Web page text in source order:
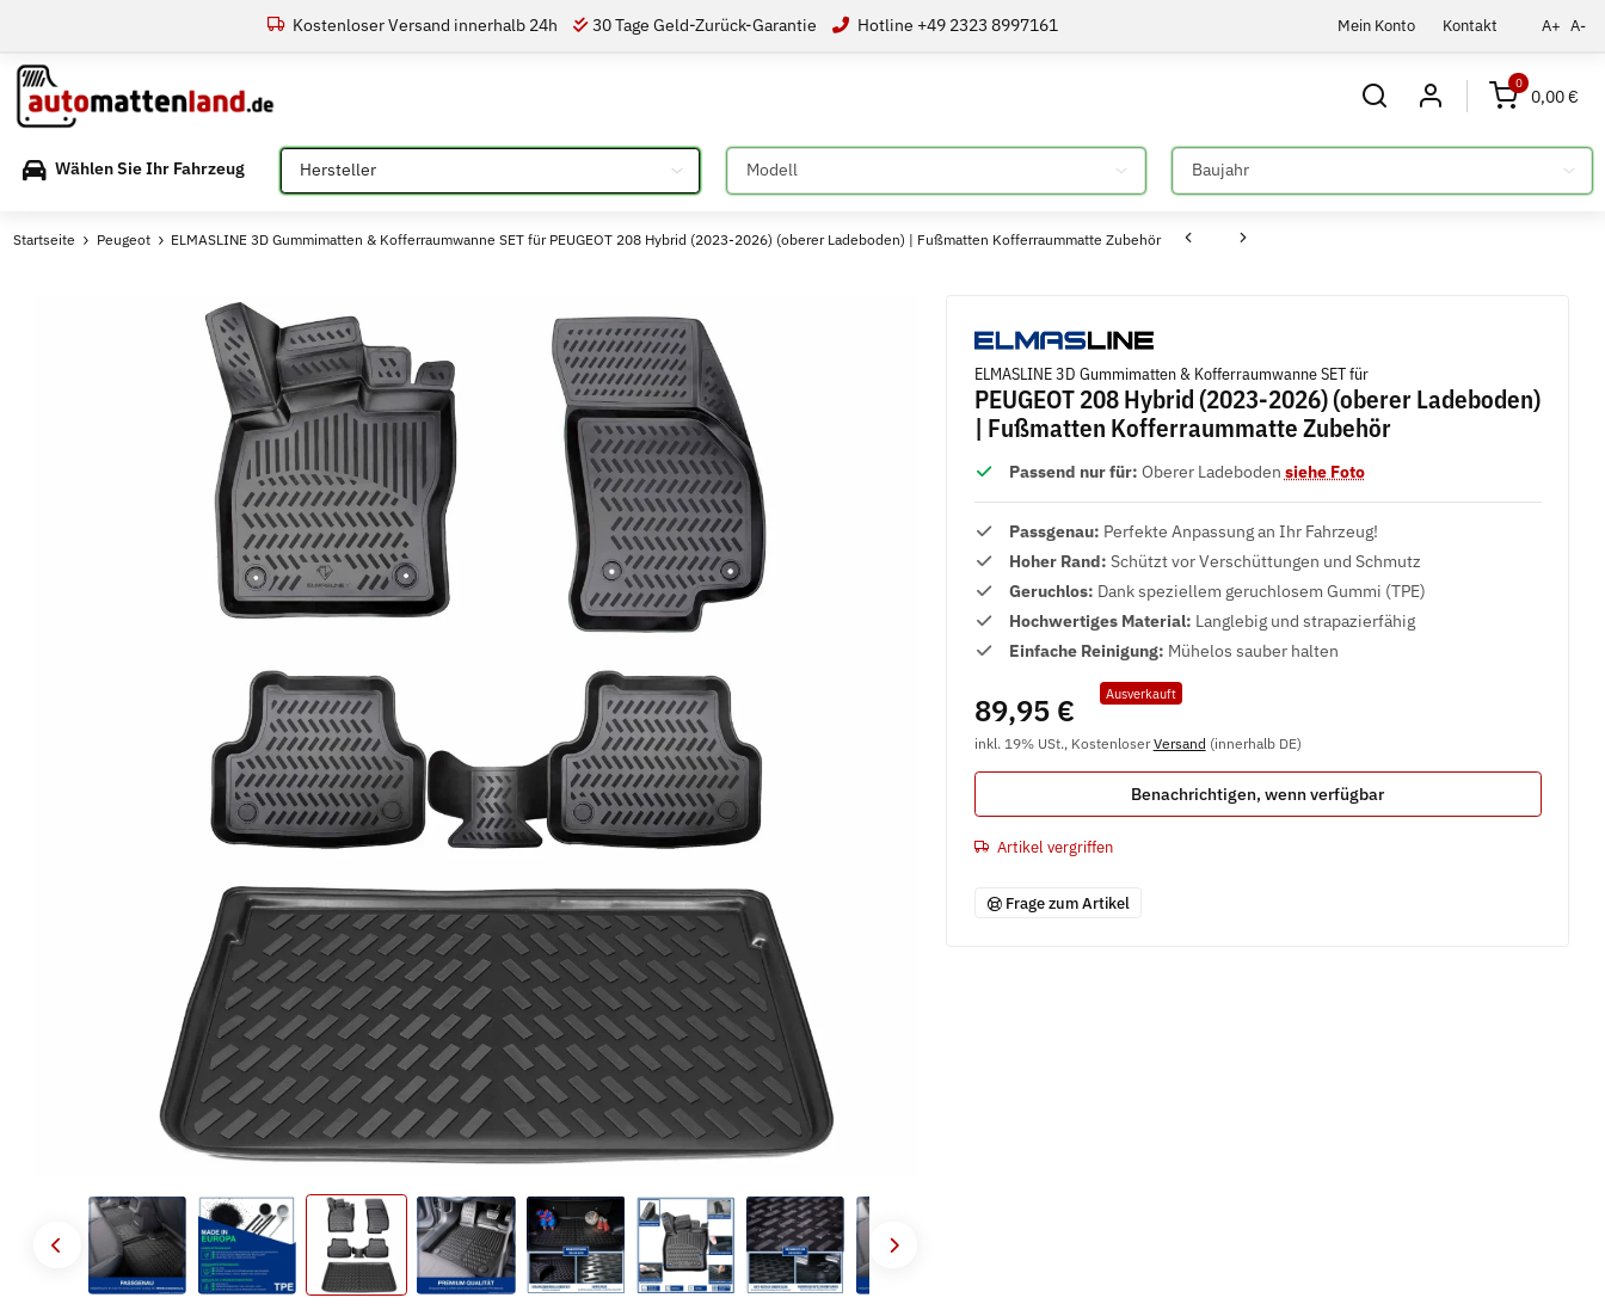
Mein Konto Kontakt A+ A-
Kostenloser Versand innerhalb 24h 30 Tage Geld-Zurück-Garantie Hotline +49 2323 8997161
0
0,00 €
Wählen Sie Ihr Fahrzeug Bitte auswählen Bitte auswählen Bitte auswählen
Startseite Peugeot ELMASLINE 3D Gummimatten & Kofferraumwanne SET für PEUGEOT 208 Hybrid (2023-2026) (oberer Ladeboden) | Fußmatten Kofferraummatte Zubehör
ELMASLINE 3D Gummimatten & Kofferraumwanne SET für
PEUGEOT 208 Hybrid (2023-2026) (oberer Ladeboden)
| Fußmatten Kofferraummatte Zubehör
Passend nur für: Oberer Ladeboden siehe Foto
Passgenau: Perfekte Anpassung an Ihr Fahrzeug!
Hoher Rand: Schützt vor Verschüttungen und Schmutz
Geruchlos: Dank speziellem geruchlosem Gummi (TPE)
Hochwertiges Material: Langlebig und strapazierfähig
Einfache Reinigung: Mühelos sauber halten
Ausverkauft
89,95 €
inkl. 19% USt., KostenloserVersand (innerhalb DE)
Benachrichtigen, wenn verfügbar
Artikel vergriffen
Frage zum Artikel